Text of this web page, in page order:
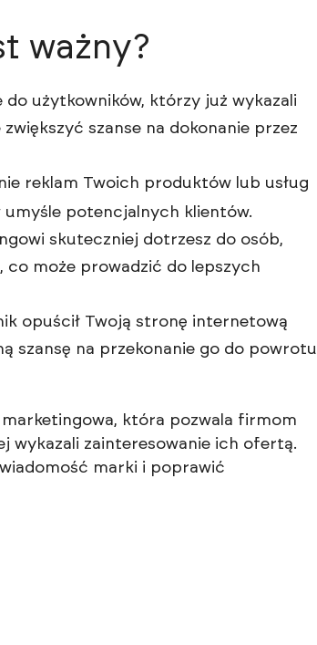
ważny?
użytkowników, którzy już wykazali
szanse na dokonanie przez
reklam Twoich produktów lub usług
potencjalnych klientów.
skuteczniej dotrzesz do osób,
co może prowadzić do lepszych
opuścił Twoją stronę internetową
szansę na przekonanie go do powrotu
która pozwala firmom
wykazali zainteresowanie ich ofertą.
marki i poprawić